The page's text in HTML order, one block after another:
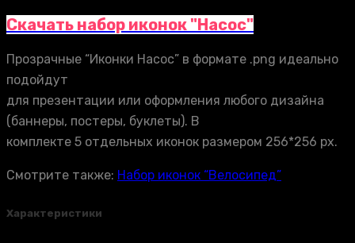
Скачать набор иконок "Насос"
Прозрачные “Иконки Насос” в формате .png идеально
подойдут
для презентации или оформления любого дизайна
(баннеры, постеры, буклеты). В
комплекте 5 отдельных иконок размером 256*256 px.
Смотрите также: Набор иконок “Велосипед”
Характеристики